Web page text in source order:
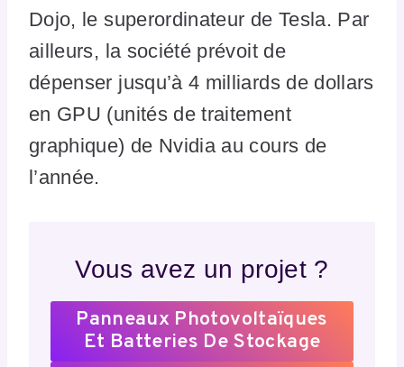
Dojo, le superordinateur de Tesla. Par
ailleurs, la société prévoit de
dépenser jusqu’à 4 milliards de dollars
en GPU (unités de traitement
graphique) de Nvidia au cours de
l’année.
Vous avez un projet ?
Panneaux Photovoltaïques
Et Batteries De Stockage